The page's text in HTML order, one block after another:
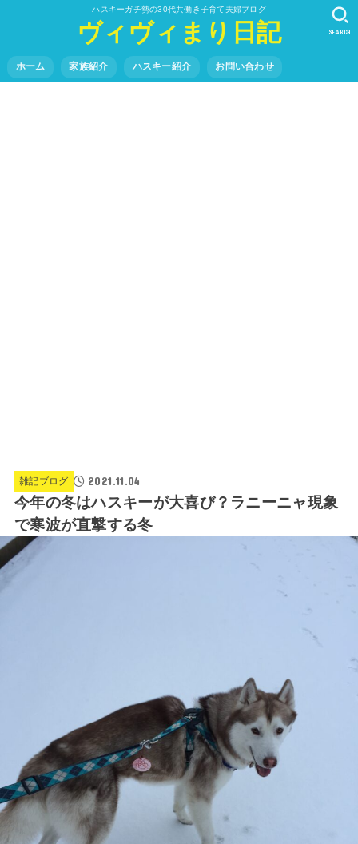
ハスキーガチ勢の30代共働き子育て夫婦ブログ
ヴィヴィまり日記
ホーム 家族紹介 ハスキー紹介 お問い合わせ
SEARCH
雑記ブログ 2021.11.04
今年の冬はハスキーが大喜び？ラニーニャ現象
で寒波が直撃する冬